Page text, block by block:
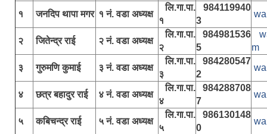
१ जनदिप थापा मगर १ नं. वडा अध्यक्ष
लि.गा.पा.
१
984119940
3
२ जितेन्द्र राई २ नं. वडा अध्यक्ष
लि.गा.पा.
२
984981536
5
m
३
गुरुमणि कुमाई ३ नं. वडा अध्यक्ष
लि.गा.पा.
३
984280547
2
४ छत्र बहादुर राई ४ नं. वडा अध्यक्ष
लि.गा.पा.
४
984288708
7
५ कबिचन्द्र राई ५ नं. वडा अध्यक्ष
लि.गा.पा.
५
986130148
0